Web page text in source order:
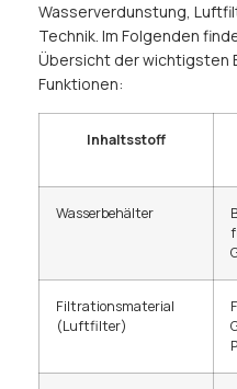
Wasserverdunstung,
Technik. Im Folgenden
Übersicht der wichtigsten
Funktionen:
Inhaltsstoff
Wasserbehälter
Filtrationsmaterial
(Luftfilter)